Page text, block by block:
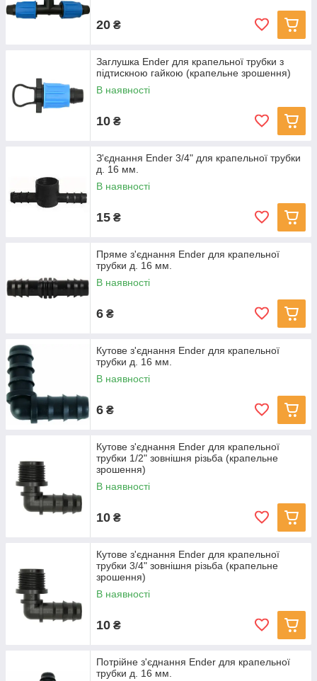
20 ₴
Заглушка Ender для крапельної трубки з
підтискною гайкою (крапельне зрошення)
В наявності
10 ₴
З'єднання Ender 3/4" для крапельної трубки
д. 16 мм.
В наявності
15 ₴
Пряме з'єднання Ender для крапельної
трубки д. 16 мм.
В наявності
6 ₴
Кутове з'єднання Ender для крапельної
трубки д. 16 мм.
В наявності
6 ₴
Кутове з'єднання Ender для крапельної
трубки 1/2" зовнішня різьба (крапельне
зрошення)
В наявності
10 ₴
Кутове з'єднання Ender для крапельної
трубки 3/4" зовнішня різьба (крапельне
зрошення)
В наявності
10 ₴
Потрійне з'єднання Ender для крапельної
трубки д. 16 мм.